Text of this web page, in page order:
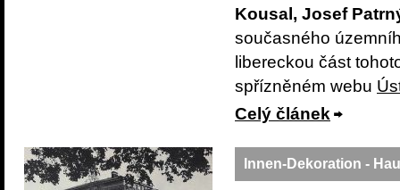
Kousal, Josef
současného
libereckou část
spřízněném webu
Celý článek
Innen-Dekoration -